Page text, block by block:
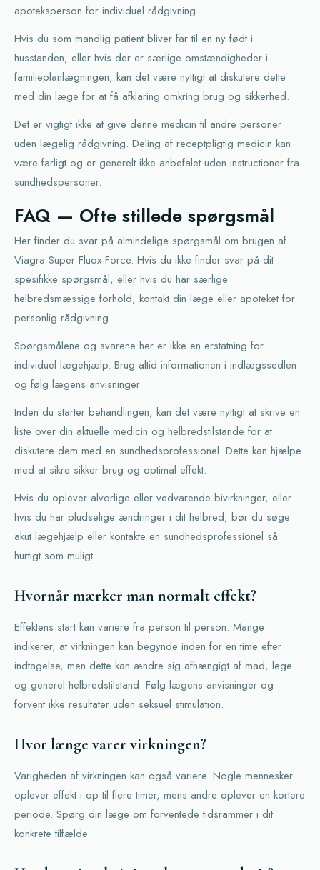
apoteksperson for individuel rådgivning.
Hvis du som mandlig patient bliver far til en ny født i
husstanden, eller hvis der er særlige omstændigheder i
familieplanlægningen, kan det være nyttigt at diskutere dette
med din læge for at få afklaring omkring brug og sikkerhed.
Det er vigtigt ikke at give denne medicin til andre personer
uden lægelig rådgivning. Deling af receptpligtig medicin kan
være farligt og er generelt ikke anbefalet uden instructioner fra
sundhedspersoner.
FAQ — Ofte stillede spørgsmål
Her finder du svar på almindelige spørgsmål om brugen af
Viagra Super Fluox-Force. Hvis du ikke finder svar på dit
spesifikke spørgsmål, eller hvis du har særlige
helbredsmæssige forhold, kontakt din læge eller apoteket for
personlig rådgivning.
Spørgsmålene og svarene her er ikke en erstatning for
individuel lægehjælp. Brug altid informationen i indlægssedlen
og følg lægens anvisninger.
Inden du starter behandlingen, kan det være nyttigt at skrive en
liste over din aktuelle medicin og helbredstilstande for at
diskutere dem med en sundhedsprofessionel. Dette kan hjælpe
med at sikre sikker brug og optimal effekt.
Hvis du oplever alvorlige eller vedvarende bivirkninger, eller
hvis du har pludselige ændringer i dit helbred, bør du søge
akut lægehjælp eller kontakte en sundhedsprofessionel så
hurtigt som muligt.
Hvornår mærker man normalt effekt?
Effektens start kan variere fra person til person. Mange
indikerer, at virkningen kan begynde inden for en time efter
indtagelse, men dette kan ændre sig afhængigt af mad, lege
og generel helbredstilstand. Følg lægens anvisninger og
forvent ikke resultater uden seksuel stimulation.
Hvor længe varer virkningen?
Varigheden af virkningen kan også variere. Nogle mennesker
oplever effekt i op til flere timer, mens andre oplever en kortere
periode. Spørg din læge om forventede tidsrammer i dit
konkrete tilfælde.